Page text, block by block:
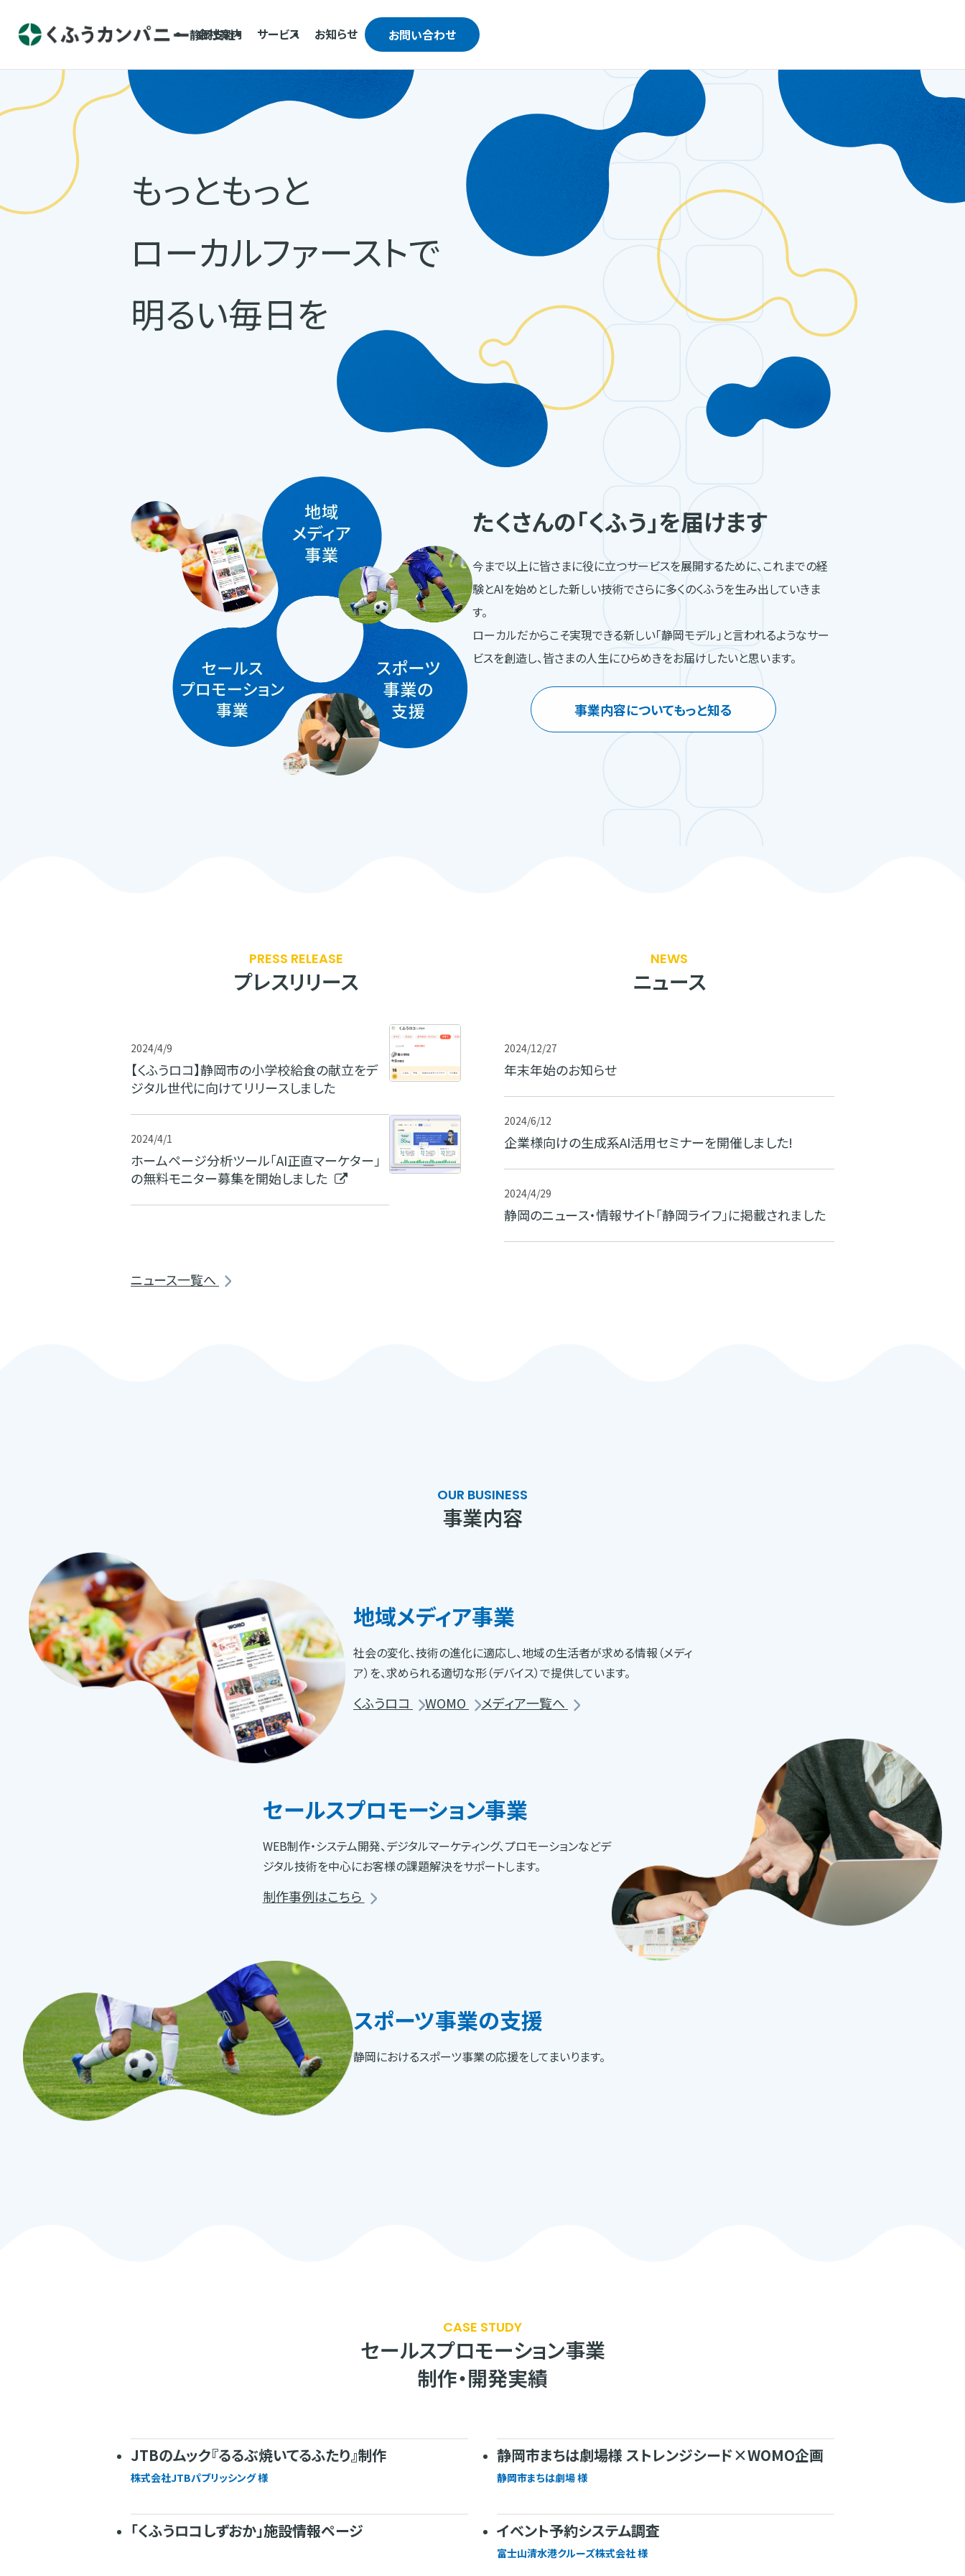
静岡支社
会社案内 サービス お知らせ お問い合わせ
もっともっと
ローカルファーストで
明るい毎日を
たくさんの「くふう」を届けます
今まで以上に皆さまに役に立つサービスを展開するために、これまでの経
験とAIを始めとした新しい技術でさらに多くのくふうを生み出していきま
す。
ローカルだからこそ実現できる新しい「静岡モデル」と言われるようなサー
ビスを創造し、皆さまの人生にひらめきをお届けしたいと思います。
事業内容についてもっと知る
PRESS RELEASE
プレスリリース
2024/4/9
【くふうロコ】静岡市の小学校給食の献立をデ
ジタル世代に向けてリリースしました
2024/4/1
ホームページ分析ツール「AI正直マーケター」
の無料モニター募集を開始しました
NEWS
ニュース
2024/12/27
年末年始のお知らせ
2024/6/12
企業様向けの生成系AI活用セミナーを開催しました!
2024/4/29
静岡のニュース・情報サイト「静岡ライフ」に掲載されました
ニュース一覧へ
OUR BUSINESS
事業内容
地域メディア事業
社会の変化、技術の進化に適応し、地域の生活者が求める情報（メディ
ア）を、求められる適切な形（デバイス）で提供しています。
くふうロコ WOMO メディア一覧へ
セールスプロモーション事業
WEB制作・システム開発、デジタルマーケティング、プロモーションなどデ
ジタル技術を中心にお客様の課題解決をサポートします。
制作事例はこちら
スポーツ事業の支援
静岡におけるスポーツ事業の応援をしてまいります。
CASE STUDY
セールスプロモーション事業
制作・開発実績
JTBのムック『るるぶ焼いてるふたり』制作
株式会社JTBパブリッシング 様
静岡市まちは劇場様 ストレンジシード×WOMO企画
静岡市まちは劇場 様
「くふうロコしずおか」施設情報ページ イベント予約システム調査
富士山清水港クルーズ株式会社 様